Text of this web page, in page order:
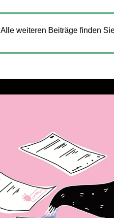
Alle weiteren Beiträge finden